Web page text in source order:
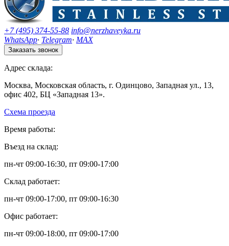
+7 (495) 374-55-88 info@nerzhaveyka.ru
WhatsApp· Telegram· MAX
Заказать звонок
Адрес склада:
Москва, Московская область, г. Одинцово, Западная ул., 13,
офис 402, БЦ «Западная 13».
Схема проезда
Время работы:
Въезд на склад:
пн-чт 09:00-16:30, пт 09:00-17:00
Склад работает:
пн-чт 09:00-17:00, пт 09:00-16:30
Офис работает:
пн-чт 09:00-18:00, пт 09:00-17:00